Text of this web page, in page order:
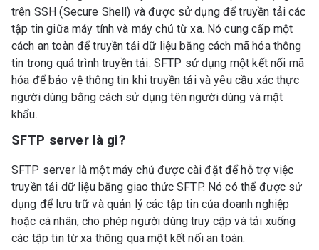
trên SSH (Secure Shell) và được sử dụng để truyền tải các
tập tin giữa máy tính và máy chủ từ xa. Nó cung cấp một
cách an toàn để truyền tải dữ liệu bằng cách mã hóa thông
tin trong quá trình truyền tải. SFTP sử dụng một kết nối mã
hóa để bảo vệ thông tin khi truyền tải và yêu cầu xác thực
người dùng bằng cách sử dụng tên người dùng và mật
khẩu.
SFTP server là gì?
SFTP server là một máy chủ được cài đặt để hỗ trợ việc
truyền tải dữ liệu bằng giao thức SFTP. Nó có thể được sử
dụng để lưu trữ và quản lý các tập tin của doanh nghiệp
hoặc cá nhân, cho phép người dùng truy cập và tải xuống
các tập tin từ xa thông qua một kết nối an toàn.